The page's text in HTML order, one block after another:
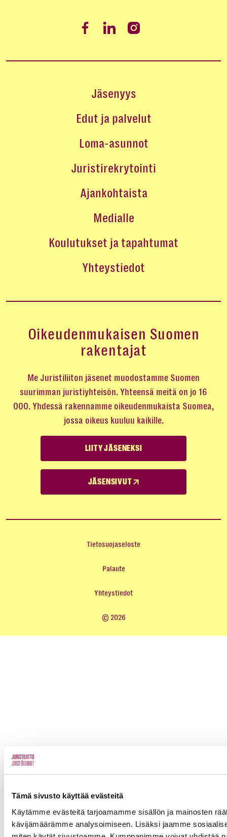
Tämä sivusto käyttää evästeitä
Käytämme evästeitä tarjoamamme sisällön ja mainosten
kävijämäärämme analysoimiseen. Lisäksi jaamme
Jäsenyys
Edut ja palvelut
Loma-asunnot
Juristirekrytointi
Ajankohtaista
Medialle
Koulutukset ja tapahtumat
Yhteystiedot
Oikeudenmukaisen Suomen
rakentajat
Me Juristiliiton jäsenet muodostamme Suomen
suurimman juristiyhteisön. Yhteensä meitä on jo 16
000. Yhdessä rakennamme oikeudenmukaista Suomea,
jossa oikeus kuuluu kaikille.
LIITY JÄSENEKSI
JÄSENSIVUT
Tietosuojaseloste
Palaute
Yhteystiedot
© 2026